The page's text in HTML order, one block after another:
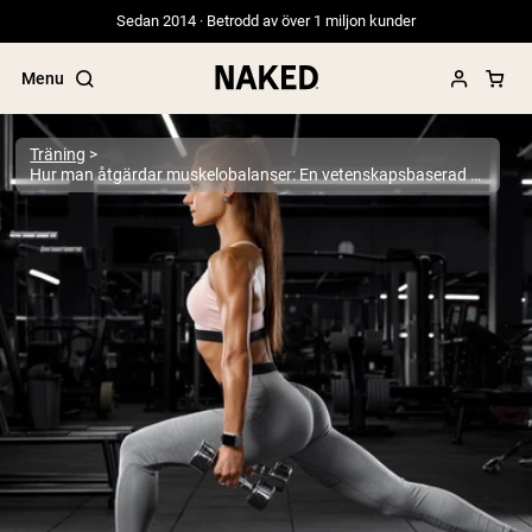
Sedan 2014 · Betrodd av över 1 miljon kunder
Menu
Populära söktermer
”Protein Powder“
”Overnight Oats“
”Vegan protein“
”Collagen“
”Micellar Casein“
PROTEIN POWDERS Best Seller
Gräsbetat vassleprotein
Vassleisolat från gräsbetande djur
Getproteinpulver från get
Träning
Hur man åtgärdar muskelobalanser: En vetenskapsbaserad guide för att återställa styrka och förebygga skador